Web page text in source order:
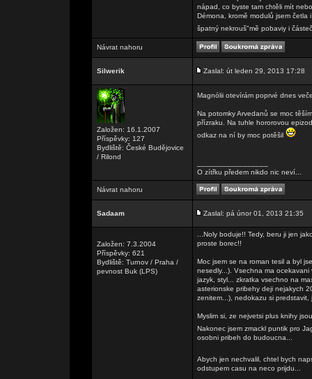
nápad, co byste tam chtěli mít
Démona, kromě modulů jsem
špatný nekrouš"mě pobaviy i
Návrat nahoru
Silwerik Zaslal: út leden 29, 2013 17:28
Založen: 16.1.2007
Příspěvky: 127
Bydliště: České Budějovice
/ Rilond
Magnólii otevírám poprvé dnes
Na potomky Arvedanů se moc
přízraku. Na tuhle hororovou
odkaz na ní by moc potěšil
O zítřku předem nikdo nic neví...
Návrat nahoru
Sadaam Zaslal: pá únor 01, 2013 21:35
Založen: 7.3.2004
Příspěvky: 621
Bydliště: Turnov / Praha /
pevnost Buk (LPS)
...Noly boduje!! Tedy, beru ji jen
proste borec!!
Moc jsem se na roman tesil a byl
nesedly...). Vsechna ma
jazyk, styl... zkratka vsechno na
asterionske pribehy deji nejakych
zenitem...), nedokazu si
Myslim si, ze nejvetsi plus knihy
Nakonec jsem zmackl puntik pro
osobni pribeh do budoucna...
Abych jen nechvalil, chtel bych
odstupem casu na neco prijdu...